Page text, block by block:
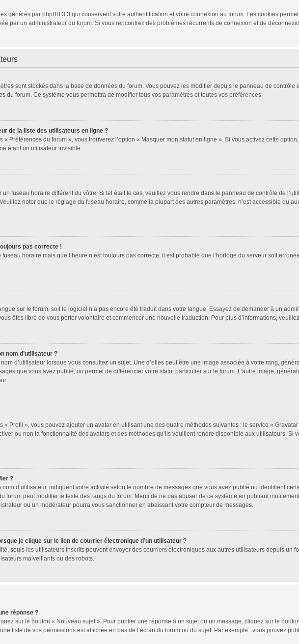
générés par phpBB 3.3 qui conservent votre authentification et votre connexion au forum. Les cookies
par un administrateur du forum. Si vous rencontrez des problèmes récurrents de connexion et de
sont stockés dans la base de données du forum. Vous pouvez les modifier depuis le panneau de
du forum. Ce système vous permettra de modifier tous vos paramètres et toutes vos préférences.
de la liste des utilisateurs en ligne ?
« Préférences du forum », vous trouverez l’option « Masquer mon statut en ligne ». Si vous activez cette
étant un utilisateur invisible.
un fuseau horaire différent du vôtre. Si tel était le cas, veuillez vous rendre dans le panneau de contrôle de
noter que le réglage du fuseau horaire, comme la plupart des autres paramètres, n’est accessible
pas correcte !
horaire mais que l’heure n’est toujours pas correcte, il est probable que l’horloge du serveur soit
sur le forum, soit le logiciel n’a pas encore été traduit dans votre langue. Essayez de demander à un
êtes libre de vous porter volontaire et commencer une nouvelle traduction. Pour plus d’informations,
nom d’utilisateur ?
d’utilisateur lorsque vous consultez un sujet. Une d’elles peut être une image associée à votre rang,
que vous avez publié, ou permet de différencier votre statut particulier sur le forum. L’autre image,
« Profil », vous pouvez ajouter un avatar en utilisant une des quatre méthodes suivantes : le service «
ou non la fonctionnalité des avatars et des méthodes qu’ils veuillent rendre disponible aux utilisateurs. Si
?
d’utilisateur, indiquent votre activité selon le nombre de messages que vous avez publié ou identifient
forum peut modifier le texte des rangs du forum. Merci de ne pas abuser de ce système en publiant
ou un modérateur pourra vous sanctionner en abaissant votre compteur de messages.
je clique sur le lien de courrier électronique d’un utilisateur ?
seuls les utilisateurs inscrits peuvent envoyer des courriers électroniques aux autres utilisateurs depuis un
malveillants ou des robots.
réponse ?
sur le bouton « Nouveau sujet ». Pour publier une réponse à un sujet ou un message, cliquez sur le
liste de vos permissions est affichée en bas de l’écran du forum ou du sujet. Par exemple : vous pouvez